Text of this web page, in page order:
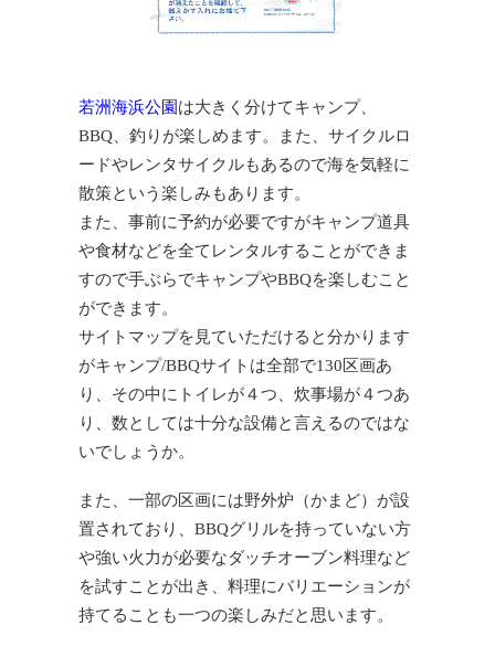
若洲海浜公園 は大きく分けてキャンプ、
BBQ、釣りが楽しめます。また、サイクルロ
ードやレンタサイクルもあるので海を気軽に
散策という楽しみもあります。
また、事前に予約が必要ですがキャンプ道具
や食材などを全てレンタルすることができま
すので手ぶらでキャンプやBBQを楽しむこと
ができます。
サイトマップを見ていただけると分かります
がキャンプ/BBQサイトは全部で130区画あ
り、その中にトイレが４つ、炊事場が４つあ
り、数としては十分な設備と言えるのではな
いでしょうか。
また、一部の区画には野外炉（かまど）が設
置されており、BBQグリルを持っていない方
や強い火力が必要なダッチオーブン料理など
を試すことが出き、料理にバリエーションが
持てることも一つの楽しみだと思います。